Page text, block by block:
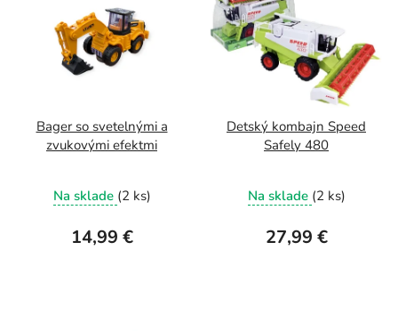
Bager so svetelnými a
zvukovými efektmi
Na sklade (2 ks)
14,99 €
Detský kombajn Speed
Safely 480
Na sklade (2 ks)
27,99 €